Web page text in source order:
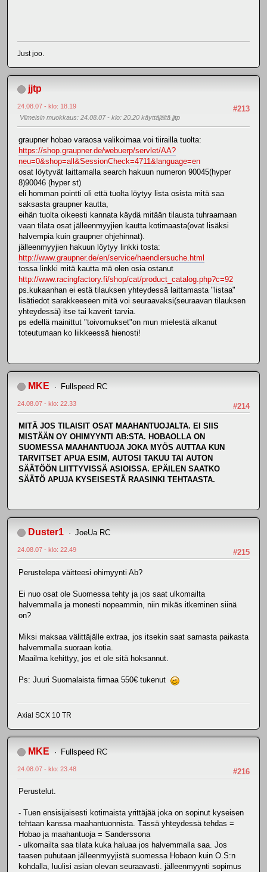
Just joo.
jjtp
#213
24.08.07 - klo: 18.19
Viimeisin muokkaus: 24.08.07 - klo: 20.20 käyttäjältä jjtp
graupner hobao varaosa valikoimaa voi tiirailla tuolta:
https://shop.graupner.de/webuerp/servlet/AA?
neu=0&shop=all&SessionCheck=4711&language=en
osat löytyvät laittamalla search hakuun numeron 90045(hyper
8)90046 (hyper st)
eli homman pointti oli että tuolta löytyy lista osista mitä saa
saksasta graupner kautta,
eihän tuolta oikeesti kannata käydä mitään tilausta tuhraamaan
vaan tilata osat jälleenmyyjien kautta kotimaasta(ovat lisäksi
halvempia kuin graupner ohjehinnat).
jälleenmyyjien hakuun löytyy linkki tosta:
http://www.graupner.de/en/service/haendlersuche.html
tossa linkki mitä kautta mä olen osia ostanut
http://www.racingfactory.fi/shop/cat/product_catalog.php?c=92
ps.kukaanhan ei estä tilauksen yhteydessä laittamasta "listaa"
lisätiedot sarakkeeseen mitä voi seuraavaksi(seuraavan tilauksen
yhteydessä) itse tai kaverit tarvia.
ps edellä mainittut "toivomukset"on mun mielestä alkanut
toteutumaan ko liikkeessä hienosti!
MKE Fullspeed RC
#214
24.08.07 - klo: 22.33
MITÄ JOS TILAISIT OSAT MAAHANTUOJALTA. EI SIIS
MISTÄÄN OY OHIMYYNTI AB:STA. HOBAOLLA ON
SUOMESSA MAAHANTUOJA JOKA MYÖS AUTTAA KUN
TARVITSET APUA ESIM, AUTOSI TAKUU TAI AUTON
SÄÄTÖÖN LIITTYVISSÄ ASIOISSA. EPÄILEN SAATKO
SÄÄTÖ APUJA KYSEISESTÄ RAASINKI TEHTAASTA.
Duster1 JoeUa RC
#215
24.08.07 - klo: 22.49
Perustelepa väitteesi ohimyynti Ab?
Ei nuo osat ole Suomessa tehty ja jos saat ulkomailta
halvemmalla ja monesti nopeammin, niin mikäs itkeminen siinä
on?
Miksi maksaa välittäjälle extraa, jos itsekin saat samasta paikasta
halvemmalla suoraan kotia.
Maailma kehittyy, jos et ole sitä hoksannut.
Ps: Juuri Suomalaista firmaa 550€ tukenut
Axial SCX 10 TR
MKE Fullspeed RC
#216
24.08.07 - klo: 23.48
Perustelut.
- Tuen ensisijaisesti kotimaista yrittäjää joka on sopinut kyseisen
tehtaan kanssa maahantuonnista. Tässä yhteydessä tehdas =
Hobao ja maahantuoja = Sanderssona
- ulkomailta saa tilata kuka haluaa jos halvemmalla saa. Jos
taasen puhutaan jälleenmyyjistä suomessa Hobaon kuin O.S:n
kohdalla, luulisi asian olevan seuraavasti. jälleenmyynti sopimus